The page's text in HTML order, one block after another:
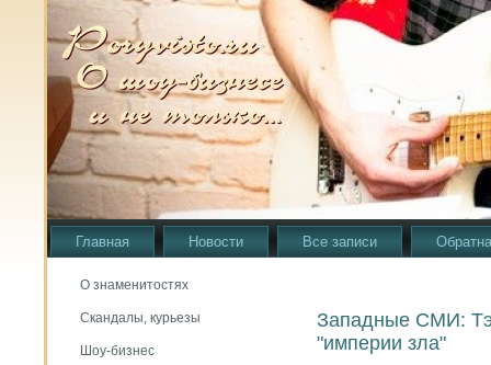
Главная Новости Все записи
О знаменитостях
Скандалы, курьезы
Шоу-бизнес
Западные СМИ:
"империи зла"